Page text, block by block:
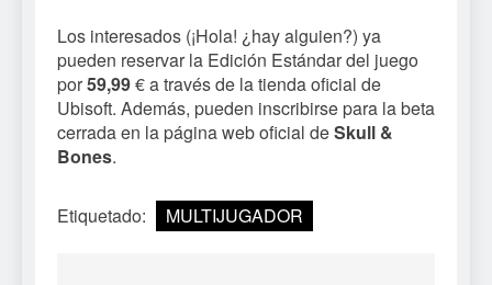
Los interesados (¡Hola! ¿hay alguien?) ya
pueden reservar la Edición Estándar del juego
por59,99€ a través de la tienda oficial de
Ubisoft. Además, pueden inscribirse para la beta
cerrada en la página web oficial deSkull &
Bones.
Etiquetado: MULTIJUGADOR